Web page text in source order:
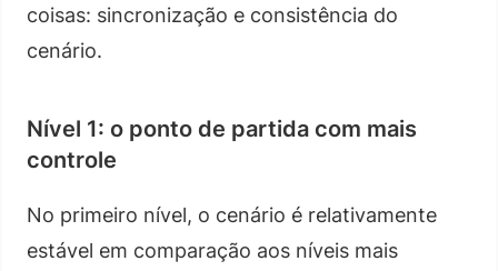
coisas: sincronização e consistência do
cenário.
Nível 1: o ponto de partida com mais
controle
No primeiro nível, o cenário é relativamente
estável em comparação aos níveis mais